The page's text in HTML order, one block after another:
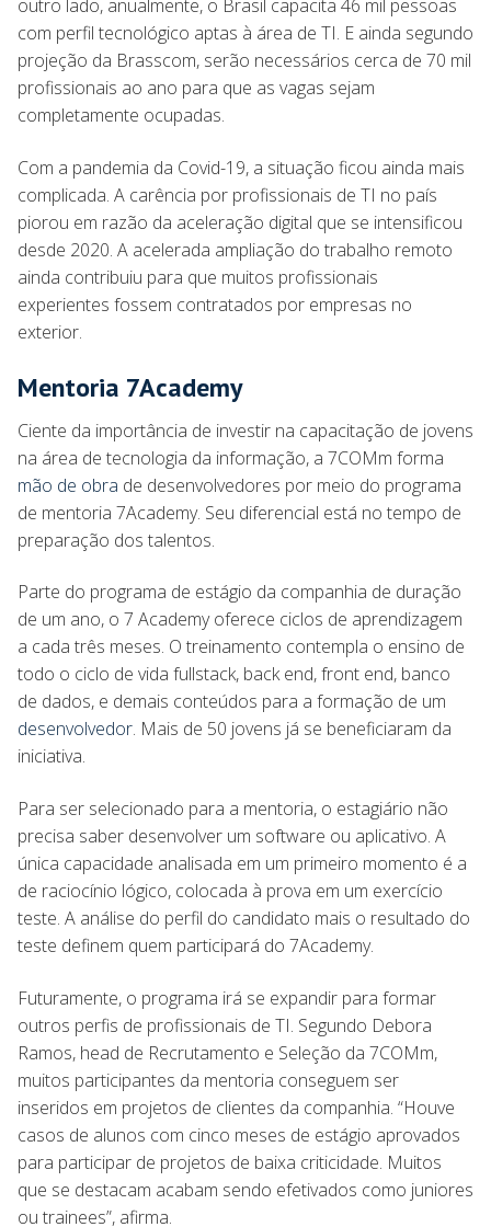
outro lado, anualmente, o Brasil capacita 46 mil pessoas
com perfil tecnológico aptas à área de TI. E ainda segundo
projeção da Brasscom, serão necessários cerca de 70 mil
profissionais ao ano para que as vagas sejam
completamente ocupadas.
Com a pandemia da Covid-19, a situação ficou ainda mais
complicada. A carência por profissionais de TI no país
piorou em razão da aceleração digital que se intensificou
desde 2020. A acelerada ampliação do trabalho remoto
ainda contribuiu para que muitos profissionais
experientes fossem contratados por empresas no
exterior.
Mentoria 7Academy
Ciente da importância de investir na capacitação de jovens
na área de tecnologia da informação, a 7COMm forma
mão de obra de desenvolvedores por meio do programa
de mentoria 7Academy. Seu diferencial está no tempo de
preparação dos talentos.
Parte do programa de estágio da companhia de duração
de um ano, o 7 Academy oferece ciclos de aprendizagem
a cada três meses. O treinamento contempla o ensino de
todo o ciclo de vida fullstack, back end, front end, banco
de dados, e demais conteúdos para a formação de um
desenvolvedor. Mais de 50 jovens já se beneficiaram da
iniciativa.
Para ser selecionado para a mentoria, o estagiário não
precisa saber desenvolver um software ou aplicativo. A
única capacidade analisada em um primeiro momento é a
de raciocínio lógico, colocada à prova em um exercício
teste. A análise do perfil do candidato mais o resultado do
teste definem quem participará do 7Academy.
Futuramente, o programa irá se expandir para formar
outros perfis de profissionais de TI. Segundo Debora
Ramos, head de Recrutamento e Seleção da 7COMm,
muitos participantes da mentoria conseguem ser
inseridos em projetos de clientes da companhia. “Houve
casos de alunos com cinco meses de estágio aprovados
para participar de projetos de baixa criticidade. Muitos
que se destacam acabam sendo efetivados como juniores
ou trainees”, afirma.